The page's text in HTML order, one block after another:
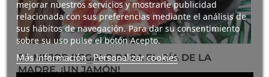
mejorar nuestros servicios y mostrarle publicidad
relacionada con sus preferencias mediante el análisis de
sus hábitos de navegación. Para dar su consentimiento
sobre su uso pulse el botón Acepto.
Más información Personalizar cookies
EL MEJOR REGALO PARA EL DÍA DE LA
MADRE, ¡UN JAMÓN!